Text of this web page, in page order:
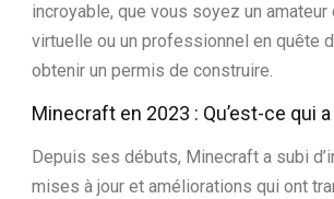
incroyable, que vous soyez un
virtuelle ou un professionnel en quête
obtenir un permis de construire.
Minecraft en 2023 : Qu’est-ce qui
Depuis ses débuts, Minecraft a subi
mises à jour et améliorations qui ont